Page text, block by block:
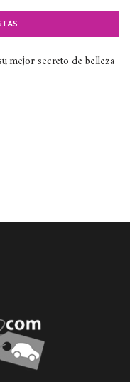
mejor secreto de belleza